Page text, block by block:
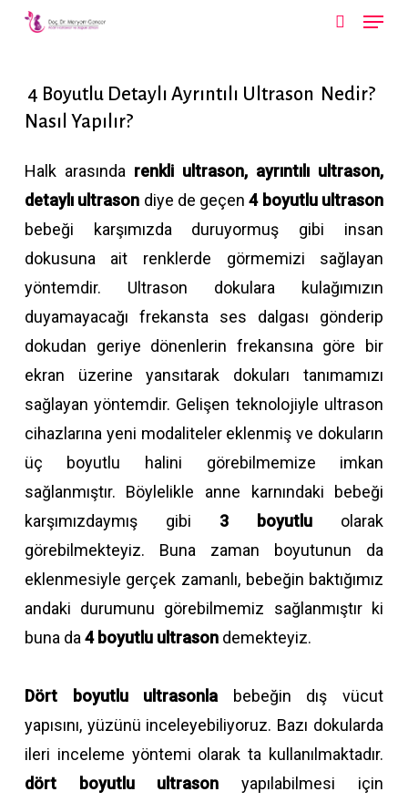
Skip
content
Menu
4 Boyutlu Detaylı Ayrıntılı Ultrason Nedir?
Nasıl Yapılır?
Halk arasında renkli ultrason, ayrıntılı ultrason,
detaylı ultrason diye de geçen4 boyutlu ultrason
bebeği karşımızda duruyormuş gibi insan
dokusuna ait renklerde görmemizi sağlayan
yöntemdir. Ultrason dokulara kulağımızın
duyamayacağı frekansta ses dalgası gönderip
dokudan geriye dönenlerin frekansına göre bir
ekran üzerine yansıtarak dokuları tanımamızı
sağlayan yöntemdir. Gelişen teknolojiyle ultrason
cihazlarına yeni modaliteler eklenmiş ve dokuların
üç boyutlu halini görebilmemize imkan
sağlanmıştır. Böylelikle anne karnındaki bebeği
karşımızdaymış gibi 3 boyutlu olarak
görebilmekteyiz. Buna zaman boyutunun da
eklenmesiyle gerçek zamanlı, bebeğin baktığımız
andaki durumunu görebilmemiz sağlanmıştır ki
buna da 4 boyutlu ultrasondemekteyiz.
Dört boyutlu ultrasonla bebeğin dış vücut
yapısını, yüzünü inceleyebiliyoruz. Bazı dokularda
ileri inceleme yöntemi olarak ta kullanılmaktadır.
dört boyutlu ultrason yapılabilmesi için